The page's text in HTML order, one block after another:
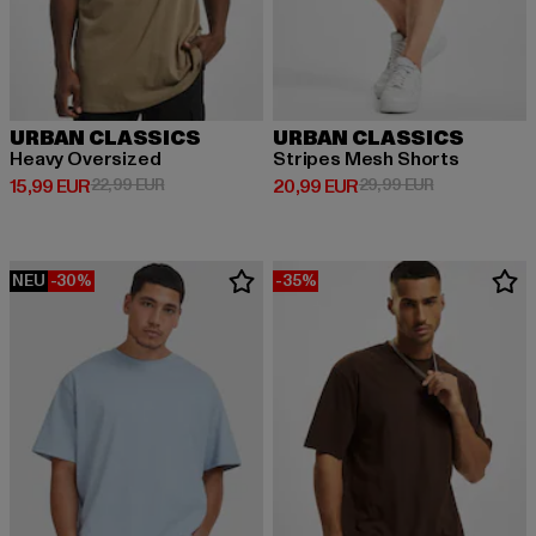
URBAN CLASSICS
Heavy Oversized
15,99 EUR
Derzeitiger Preis: 15,99 EUR
22,99 EURAktionspreis: 22,99 EUR
URBAN CLASSICS
Stripes Mesh Shorts
20,99 EUR
Derzeitiger Preis: 20,99 EUR
29,99 EURAktionspreis:
NEU -30% -35%